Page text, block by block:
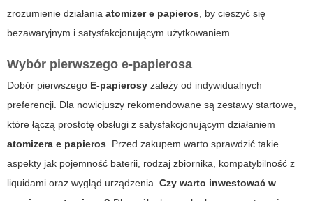
zrozumienie działania atomizer e papieros , by cieszyć się
bezawaryjnym i satysfakcjonującym użytkowaniem.
Wybór pierwszego e-papierosa
Dobór pierwszego E-papierosy zależy od indywidualnych
preferencji. Dla nowicjuszy rekomendowane są zestawy startowe,
które łączą prostotę obsługi z satysfakcjonującym działaniem
atomizera e papieros . Przed zakupem warto sprawdzić takie
aspekty jak pojemność baterii, rodzaj zbiornika, kompatybilność z
liquidami oraz wygląd urządzenia. Czy warto inwestować w